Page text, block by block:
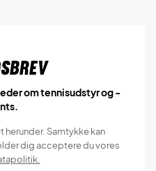
om tennisudstyr og -
Samtykke kan
dig acceptere du vores